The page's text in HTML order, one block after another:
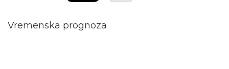
Vremenska prognoza